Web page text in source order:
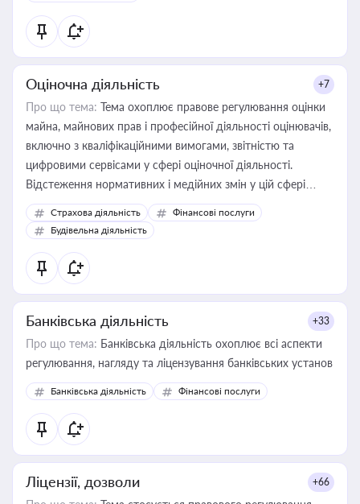
Оціночна діяльність +7
Про що тема: Тема охоплює правове регулювання оцінки
майна, майнових прав і професійної діяльності оцінювачів,
включно з кваліфікаційними вимогами, звітністю та
цифровими сервісами у сфері оціночної діяльності.
Відстеження нормативних і медійних змін у цій сфері
корисне для власника бізнесу, керівника, юриста або
бухгалтера під час оподаткування, приватизації, оренди
державного майна, корпоративних угод і перевірки
статусу суб'єктів оціночної діяльності
Страхова діяльність
Фінансові послуги
Будівельна діяльність
Банківська діяльність +33
Про що тема: Банківська діяльність охоплює всі аспекти
регулювання, нагляду та ліцензування банківських установ
Банківська діяльність Фінансові послуги
Ліцензії, дозволи +66